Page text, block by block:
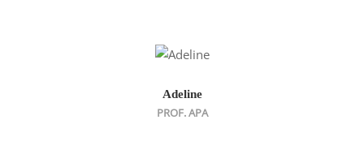
Adeline
PROF. APA